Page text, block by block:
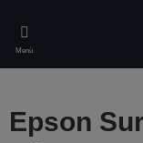
main
content
Menü
Epson